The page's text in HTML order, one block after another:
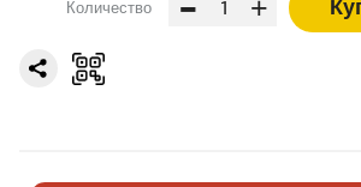
Количество +